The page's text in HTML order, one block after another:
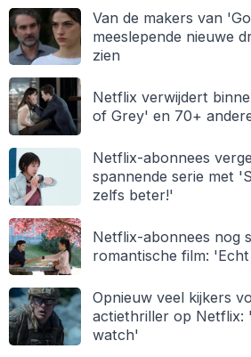
Van de makers van
meeslepende nieuwe
zien
Netflix verwijdert
of Grey' en 70+
Netflix-abonnees
spannende serie met
zelfs beter!'
Netflix-abonnees nog
romantische film:
Opnieuw veel kijkers
actiethriller op Netflix:
watch'